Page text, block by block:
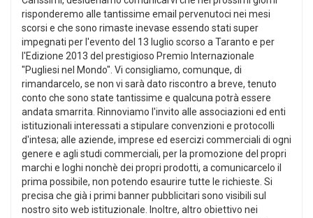
risponderemo alle tantissime email pervenutoci nei mesi
scorsi e che sono rimaste inevase essendo stati super
impegnati per l'evento del 13 luglio scorso a Taranto e per
l'Edizione 2013 del prestigioso Premio Internazionale
"Pugliesi nel Mondo". Vi consigliamo, comunque, di
rimandarcelo, se non vi sarà dato riscontro a breve, tenuto
conto che sono state tantissime e qualcuna potrà essere
andata smarrita. Rinnoviamo l'invito alle associazioni ed enti
istituzionali interessati a stipulare convenzioni e protocolli
d'intesa; alle aziende, imprese ed esercizi commerciali di ogni
genere e agli studi commerciali, per la promozione del propri
marchi e loghi nonchè dei propri prodotti, a comunicarcelo il
prima possibile, non potendo esaurire tutte le richieste. Si
precisa che già i primi banner pubblicitari sono visibili sul
nostro sito web istituzionale. Inoltre, altro obiettivo nei